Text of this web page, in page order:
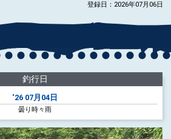
登録日：2026年07月06日
釣行日
‘26 07月04日
曇り時々雨